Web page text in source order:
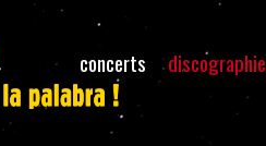
concerts discographie